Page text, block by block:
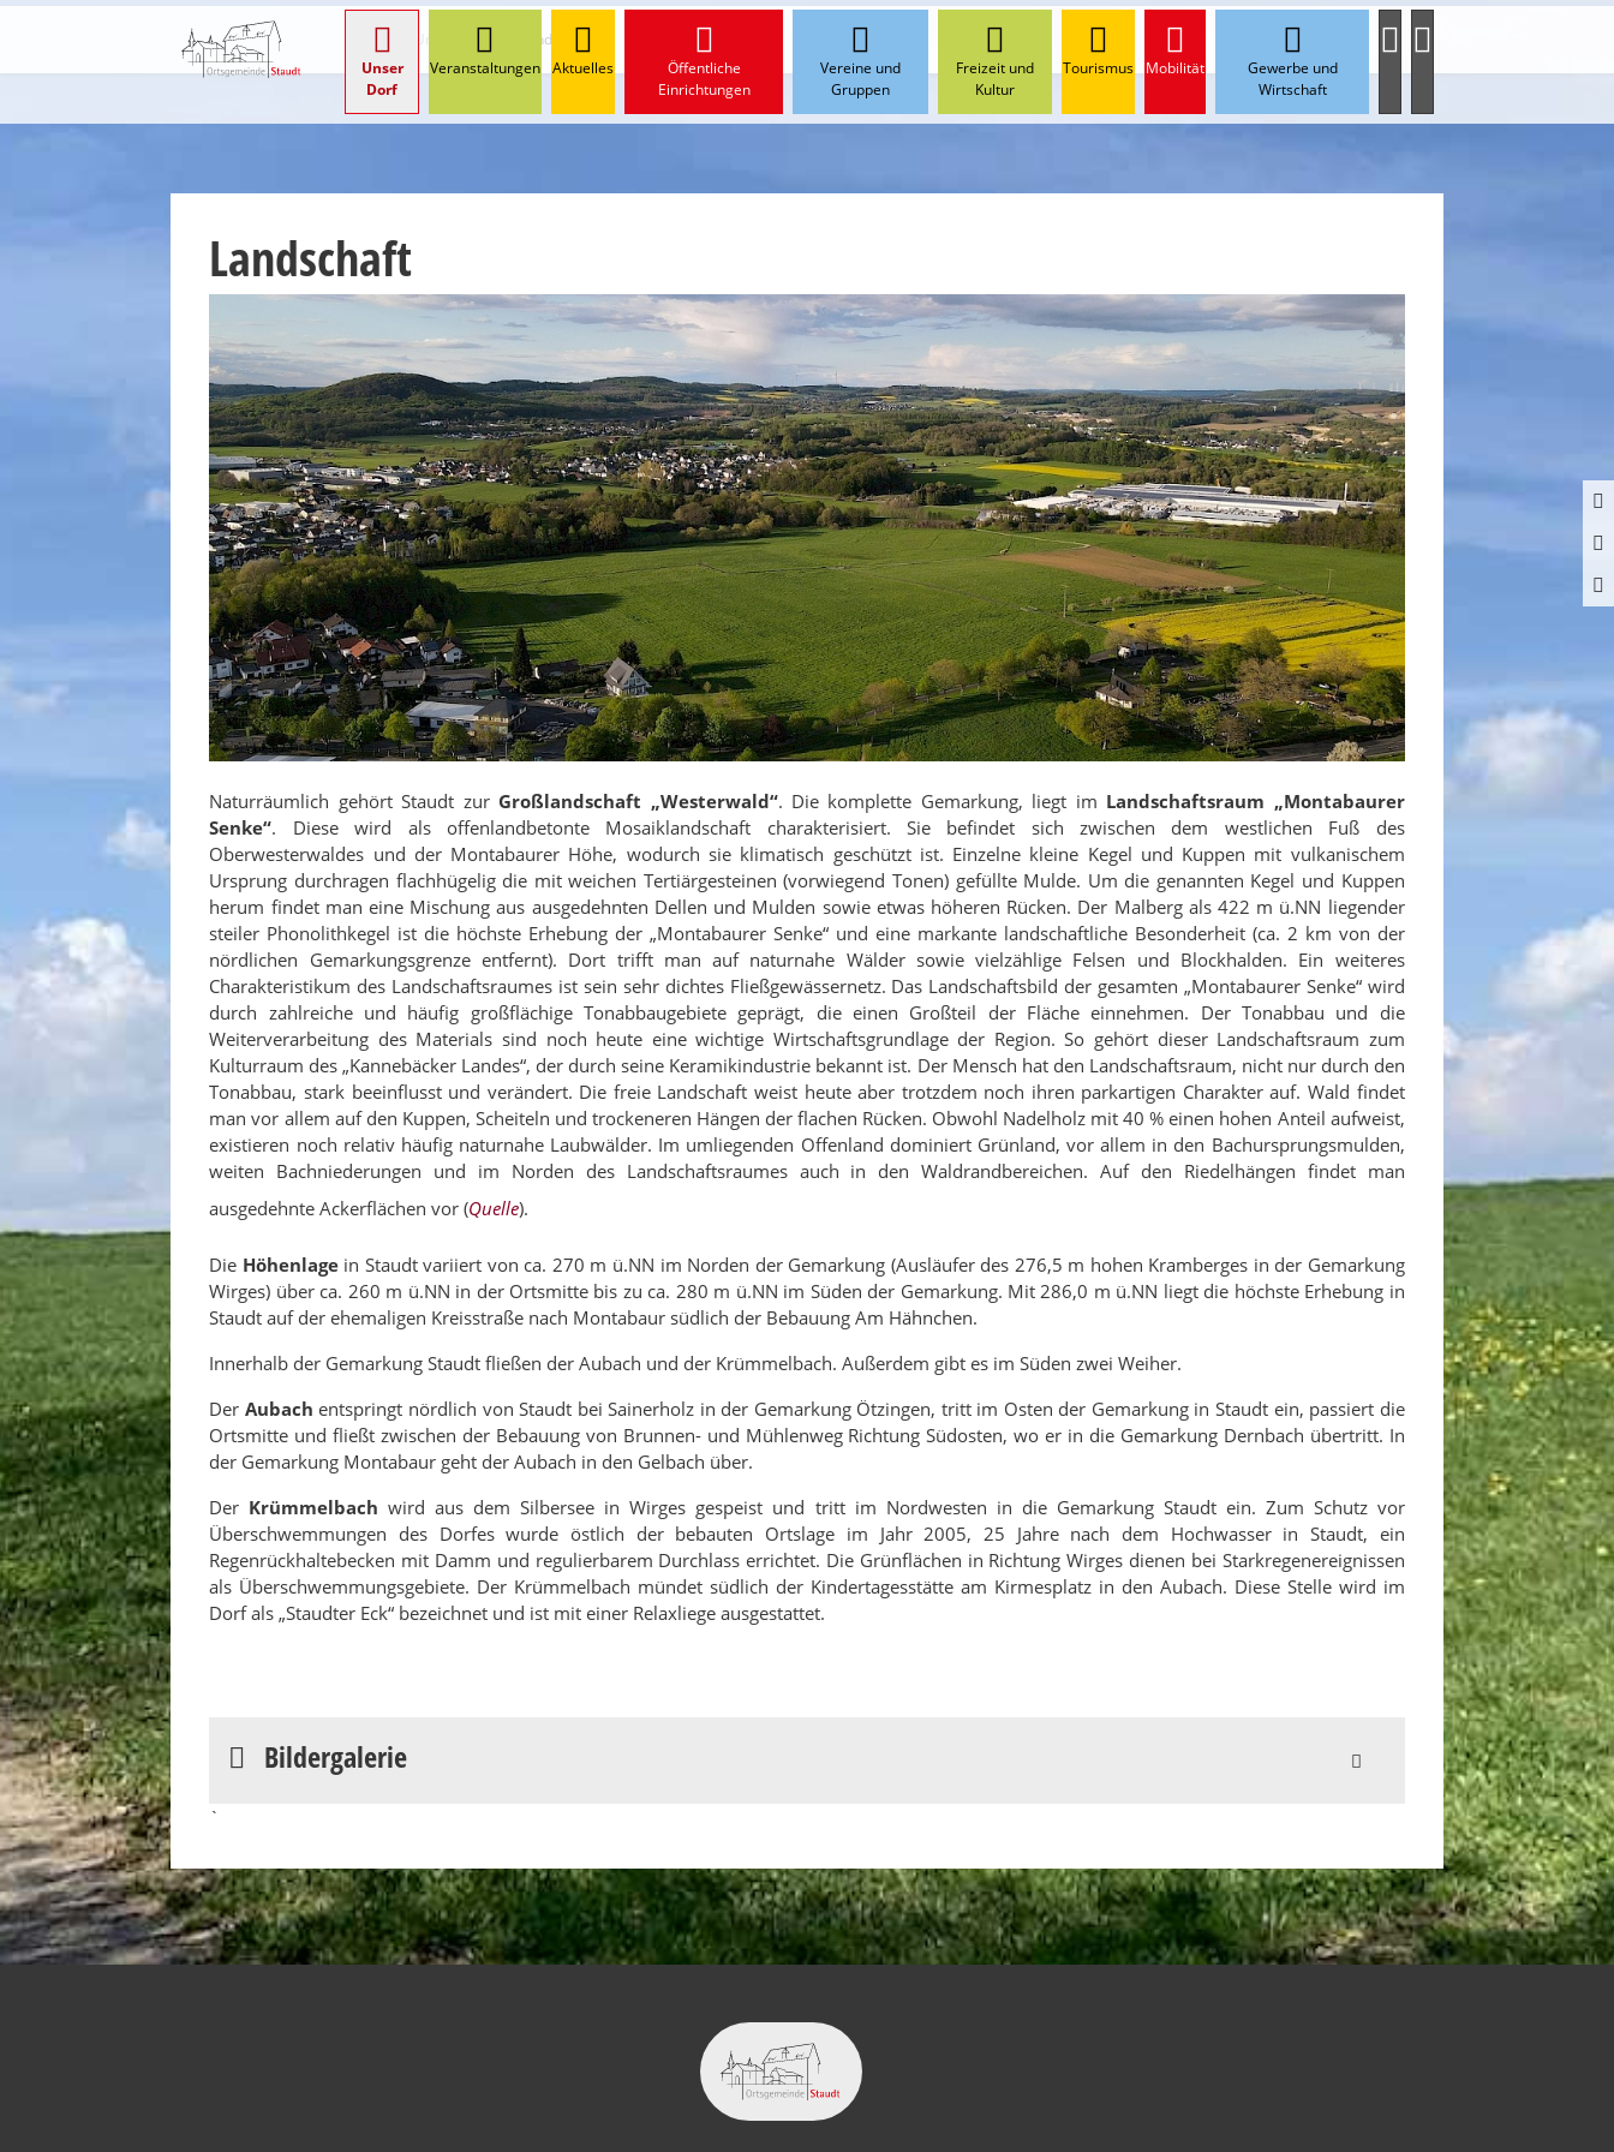
Unser
Dorf
Veranstaltungen Aktuelles
Öffentliche
Einrichtungen
Vereine und
Gruppen
Freizeit und
Kultur
Tourismus Mobilität
Gewerbe und
Wirtschaft
Unser Dorf Landschaft
Landschaft
Naturräumlich gehört Staudt zurGroßlandschaft „Westerwald“. Die komplette Gemarkung, liegt im Landschaftsraum „Montabaurer
Senke“. Diese wird als offenlandbetonte Mosaiklandschaft charakterisiert. Sie befindet sich zwischen dem westlichen Fuß des
Oberwesterwaldes und der Montabaurer Höhe, wodurch sie klimatisch geschützt ist. Einzelne kleine Kegel und Kuppen mit vulkanischem
Ursprung durchragen flachhügelig die mit weichen Tertiärgesteinen (vorwiegend Tonen) gefüllte Mulde. Um die genannten Kegel und Kuppen
herum findet man eine Mischung aus ausgedehnten Dellen und Mulden sowie etwas höheren Rücken. Der Malberg als 422 m ü.NN liegender
steiler Phonolithkegel ist die höchste Erhebung der „Montabaurer Senke“ und eine markante landschaftliche Besonderheit (ca. 2 km von der
nördlichen Gemarkungsgrenze entfernt). Dort trifft man auf naturnahe Wälder sowie vielzählige Felsen und Blockhalden. Ein weiteres
Charakteristikum des Landschaftsraumes ist sein sehr dichtes Fließgewässernetz. Das Landschaftsbild der gesamten „Montabaurer Senke“ wird
durch zahlreiche und häufig großflächige Tonabbaugebiete geprägt, die einen Großteil der Fläche einnehmen. Der Tonabbau und die
Weiterverarbeitung des Materials sind noch heute eine wichtige Wirtschaftsgrundlage der Region. So gehört dieser Landschaftsraum zum
Kulturraum des „Kannebäcker Landes“, der durch seine Keramikindustrie bekannt ist. Der Mensch hat den Landschaftsraum, nicht nur durch den
Tonabbau, stark beeinflusst und verändert. Die freie Landschaft weist heute aber trotzdem noch ihren parkartigen Charakter auf. Wald findet
man vor allem auf den Kuppen, Scheiteln und trockeneren Hängen der flachen Rücken. Obwohl Nadelholz mit 40 % einen hohen Anteil aufweist,
existieren noch relativ häufig naturnahe Laubwälder. Im umliegenden Offenland dominiert Grünland, vor allem in den Bachursprungsmulden,
weiten Bachniederungen und im Norden des Landschaftsraumes auch in den Waldrandbereichen. Auf den Riedelhängen findet man
ausgedehnte Ackerflächen vor (Quelle).
Die Höhenlage in Staudt variiert von ca. 270 m ü.NN im Norden der Gemarkung (Ausläufer des 276,5 m hohen Kramberges in der Gemarkung
Wirges) über ca. 260 m ü.NN in der Ortsmitte bis zu ca. 280 m ü.NN im Süden der Gemarkung. Mit 286,0 m ü.NN liegt die höchste Erhebung in
Staudt auf der ehemaligen Kreisstraße nach Montabaur südlich der Bebauung Am Hähnchen.
Innerhalb der Gemarkung Staudt fließen der Aubach und der Krümmelbach. Außerdem gibt es im Süden zwei Weiher.
Der Aubachentspringt nördlich von Staudt bei Sainerholz in der Gemarkung Ötzingen, tritt im Osten der Gemarkung in Staudt ein, passiert die
Ortsmitte und fließt zwischen der Bebauung von Brunnen- und Mühlenweg Richtung Südosten, wo er in die Gemarkung Dernbach übertritt. In
der Gemarkung Montabaur geht der Aubach in den Gelbach über.
Der Krümmelbachwird aus dem Silbersee in Wirges gespeist und tritt im Nordwesten in die Gemarkung Staudt ein. Zum Schutz vor
Überschwemmungen des Dorfes wurde östlich der bebauten Ortslage im Jahr 2005, 25 Jahre nach dem Hochwasser in Staudt, ein
Regenrückhaltebecken mit Damm und regulierbarem Durchlass errichtet. Die Grünflächen in Richtung Wirges dienen bei Starkregenereignissen
als Überschwemmungsgebiete. Der Krümmelbach mündet südlich der Kindertagesstätte am Kirmesplatz in den Aubach. Diese Stelle wird im
Dorf als „Staudter Eck“ bezeichnet und ist mit einer Relaxliege ausgestattet.
Bildergalerie
`